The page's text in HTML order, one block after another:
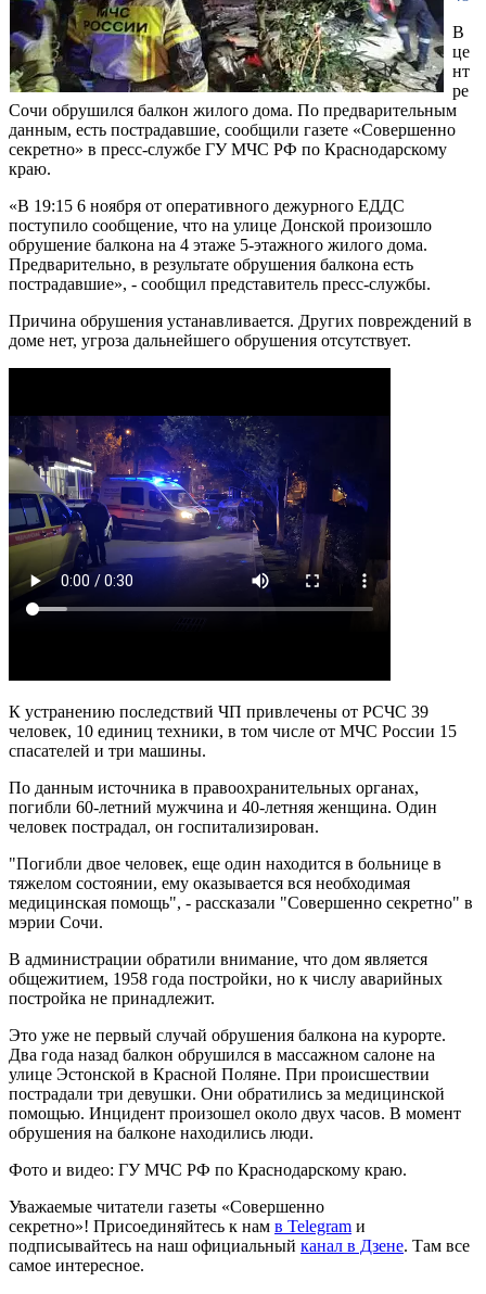
В
це
нт
ре
Сочи обрушился балкон жилого дома. По предварительным
данным, есть пострадавшие, сообщили газете «Совершенно
секретно» в пресс-службе ГУ МЧС РФ по Краснодарскому
краю.
«В 19:15 6 ноября от оперативного дежурного ЕДДС
поступило сообщение, что на улице Донской произошло
обрушение балкона на 4 этаже 5-этажного жилого дома.
Предварительно, в результате обрушения балкона есть
пострадавшие», - сообщил представитель пресс-службы.
Причина обрушения устанавливается. Других повреждений в
доме нет, угроза дальнейшего обрушения отсутствует.
К устранению последствий ЧП привлечены от РСЧС 39
человек, 10 единиц техники, в том числе от МЧС России 15
спасателей и три машины.
По данным источника в правоохранительных органах,
погибли 60-летний мужчина и 40-летняя женщина. Один
человек пострадал, он госпитализирован.
"Погибли двое человек, еще один находится в больнице в
тяжелом состоянии, ему оказывается вся необходимая
медицинская помощь", - рассказали "Совершенно секретно" в
мэрии Сочи.
В администрации обратили внимание, что дом является
общежитием, 1958 года постройки, но к числу аварийных
постройка не принадлежит.
Это уже не первый случай обрушения балкона на курорте.
Два года назад балкон обрушился в массажном салоне на
улице Эстонской в Красной Поляне. При происшествии
пострадали три девушки. Они обратились за медицинской
помощью. Инцидент произошел около двух часов. В момент
обрушения на балконе находились люди.
Фото и видео: ГУ МЧС РФ по Краснодарскому краю.
Уважаемые читатели газеты «Совершенно
секретно»! Присоединяйтесь к нам в Telegram и
подписывайтесь на наш официальный канал в Дзене. Там все
самое интересное.